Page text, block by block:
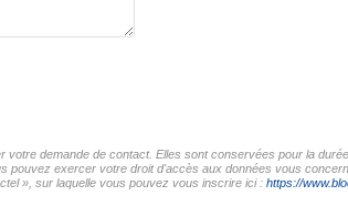
demande de contact. Elles sont conservées pour la
exercer votre droit d'accès aux données vous
», sur laquelle vous pouvez vous inscrire ici : https://